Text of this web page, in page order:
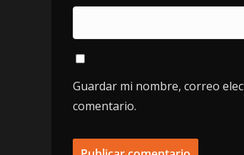
Guardar mi nombre, correo
comentario.